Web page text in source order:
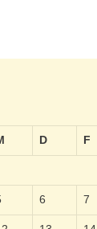
D F
6 7